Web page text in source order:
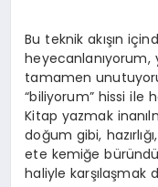
Bu teknik akışın
heyecanlanıyorum,
tamamen
“biliyorum” hissi ile
Kitap yazmak
doğum gibi,
ete kemiğe
haliyle karşılaşmak